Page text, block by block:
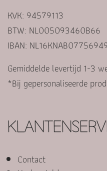
KVK: 94579113
BTW: NL005093460B66
IBAN:
Gemiddelde levertijd 1-3
*Bij gepersonaliseerde
Contact